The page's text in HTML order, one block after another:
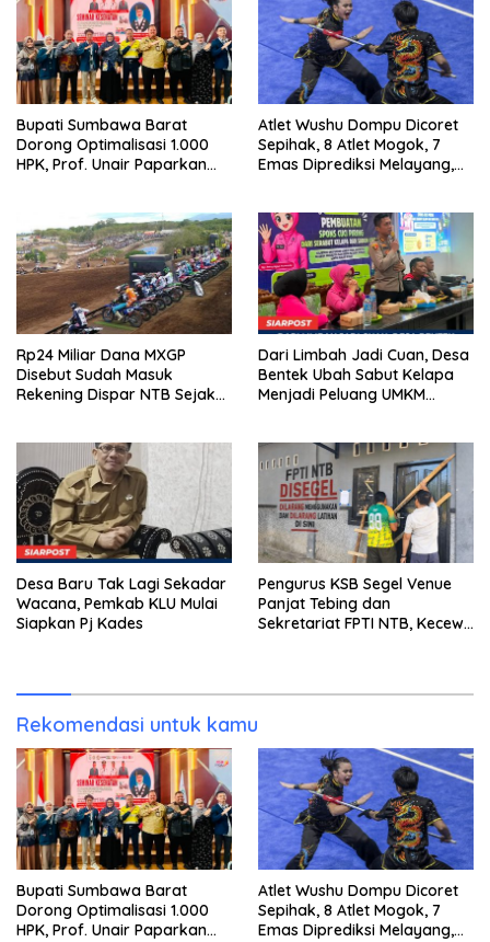
Bupati Sumbawa Barat
Dorong Optimalisasi 1.000
HPK, Prof. Unair Paparkan
Atlet Wushu Dompu Dicoret
Sepihak, 8 Atlet Mogok, 7
Emas Diprediksi Melayang,
Rp24 Miliar Dana MXGP
Disebut Sudah Masuk
Rekening Dispar NTB Sejak
Dari Limbah Jadi Cuan, Desa
Bentek Ubah Sabut Kelapa
Menjadi Peluang UMKM
Desa Baru Tak Lagi Sekadar
Wacana, Pemkab KLU Mulai
Siapkan Pj Kades
Pengurus KSB Segel Venue
Panjat Tebing dan
Sekretariat FPTI NTB, Kecewa
Rekomendasi untuk kamu
Bupati Sumbawa Barat
Dorong Optimalisasi 1.000
HPK, Prof. Unair Paparkan
Atlet Wushu Dompu Dicoret
Sepihak, 8 Atlet Mogok, 7
Emas Diprediksi Melayang,